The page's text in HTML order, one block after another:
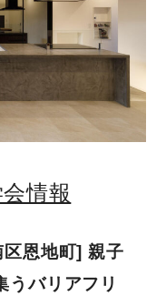
約
ナーズサイト
ートサイト
情報
恩地町] 親子
うバリアフリ